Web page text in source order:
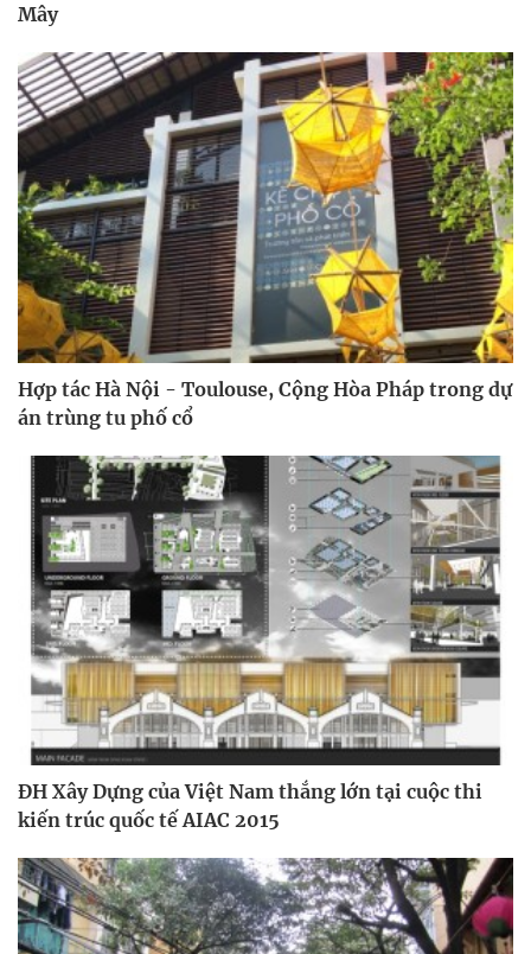
Mây
Hợp tác Hà Nội - Toulouse, Cộng Hòa Pháp trong dự
án trùng tu phố cổ
ĐH Xây Dựng của Việt Nam thắng lớn tại cuộc thi
kiến trúc quốc tế AIAC 2015